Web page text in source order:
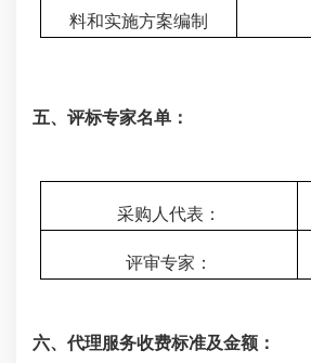
料和实施方案编制
五、评标专家名单：
采购人代表：
评审专家：
六、代理服务收费标准及金额：